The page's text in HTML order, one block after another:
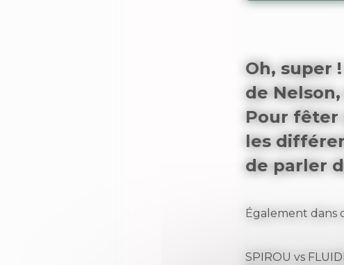
Oh, super
de
Pour fêter
les
de parler
Également dans
SPIROU vs